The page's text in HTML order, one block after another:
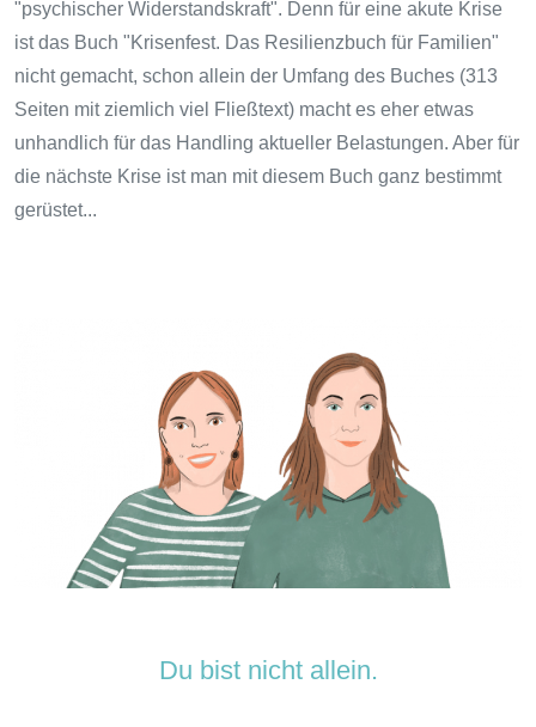
"psychischer Widerstandskraft". Denn für eine akute Krise
ist das Buch "Krisenfest. Das Resilienzbuch für Familien"
nicht gemacht, schon allein der Umfang des Buches (313
Seiten mit ziemlich viel Fließtext) macht es eher etwas
unhandlich für das Handling aktueller Belastungen. Aber für
die nächste Krise ist man mit diesem Buch ganz bestimmt
gerüstet...
Du bist nicht allein.